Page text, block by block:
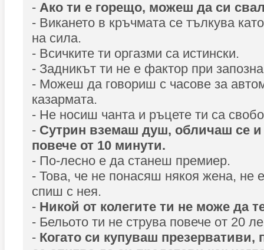
- Ако ти е горещо, можеш да си
- Викането в кръчмата се тълкува
на сила.
- Всичките ти оргазми са истински.
- Задникът ти не е фактор при
- Можеш да говориш с часове за
казармата.
- Не носиш чанта и ръцете ти са
- Сутрин вземаш душ, обличаш се и
повече от 10 минути.
- По-лесно е да станеш премиер.
- Това, че не понасяш някоя жена, не
спиш с нея.
- Никой от колегите ти не може да
- Бельото ти не струва повече от 20
- Когато си купуваш презервативи,